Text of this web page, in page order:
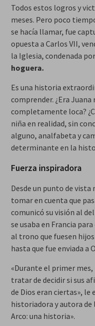
Todos estos logros y
meses. Pero poco
se hacía llamar, fue
opuesta a Carlos VII,
la Iglesia, condenada
hoguera.
Es una historia
comprender. ¿Era
completamente loca?
niña en realidad, sin
alguno, analfabeta y
determinante en la
Fuerza inspiradora
Desde un punto de
tomar en cuenta que
comunicó su visión al
se usaba en Francia
al trono que fuesen
hasta que fue enviada a
«Durante el primer
tratar de decidir si sus
de Dios eran ciertas», le
historiadora y autora de
Arco: una historia».